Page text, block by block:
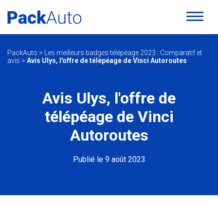
PackAuto >
Les meilleurs badges télépéage 2023 : Comparatif et
avis > Avis Ulys, l'offre de télépéage de Vinci Autoroutes
Avis Ulys, l'offre de
télépéage de Vinci
Autoroutes
Publié le 9 août 2023